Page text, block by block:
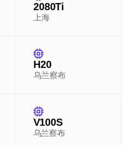
2080Ti
上海
H20
乌兰察布
V100S
乌兰察布